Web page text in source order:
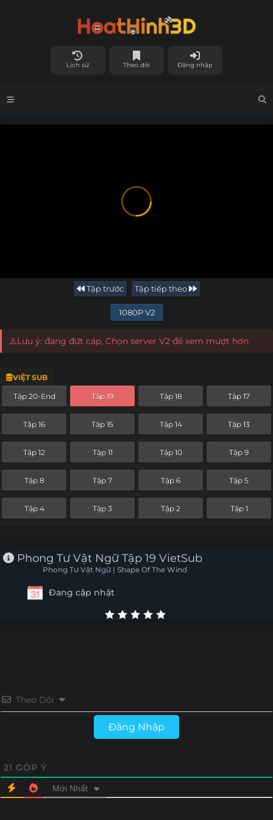
Lịch sử Theo dõi Đăng nhập
Tập trước Tập tiếp theo
1080P V2
⚠️Lưu ý: đang đứt cáp, Chọn server V2 để xem mượt hơn
VIỆT SUB
Tập 20-End Tập 19 Tập 18 Tập 17
Tập 16 Tập 15 Tập 14 Tập 13
Tập 12 Tập 11 Tập 10 Tập 9
Tập 8 Tập 7 Tập 6 Tập 5
Tập 4 Tập 3 Tập 2 Tập 1
Phong Tư Vật Ngữ Tập 19 VietSub
Phong Tư Vật Ngữ | Shape Of The Wind
Đang cập nhật
Theo Dõi
Đăng Nhập
21 GÓP Ý
Mới Nhất